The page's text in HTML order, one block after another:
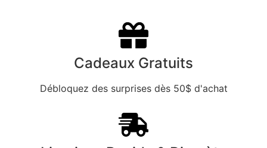
Cadeaux Gratuits
Débloquez des surprises dès 50$ d'achat